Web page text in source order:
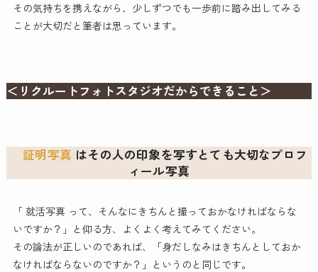
その気持ちを携えながら、少しずつでも一歩前に踏み出してみる
ことが大切だと筆者は思っています。
＜リクルートフォトスタジオだからできること＞
証明写真 はその人の印象を写すとても大切なプロフ
ィール写真
「 就活写真 って、そんなにきちんと撮っておかなければならな
いですか？」と仰る方、よくよく考えてみてください。
その論法が正しいのであれば、「身だしなみはきちんとしておか
なければならないのですか？」というのと同じです。